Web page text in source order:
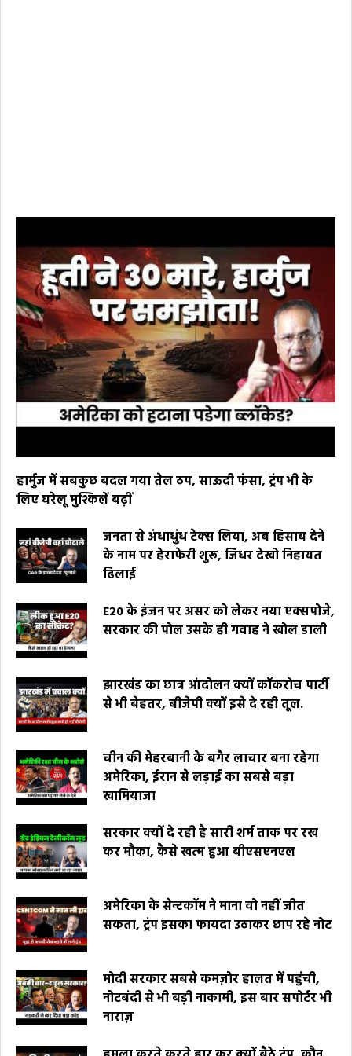
हार्मुज में सबकुछ बदल गया तेल ठप, साऊदी फंसा, ट्रंप भी के
लिए घरेलू मुश्किलें बढ़ीं
जनता से अंधाधुंध टेक्स लिया, अब हिसाब देने
के नाम पर हेराफेरी शुरू, जिधर देखो निहायत
ढिलाई
E20 के इंजन पर असर को लेकर नया एक्सपोजे,
सरकार की पोल उसके ही गवाह ने खोल डाली
झारखंड का छात्र आंदोलन क्यों कॉकरोच पार्टी
से भी बेहतर, बीजेपी क्यों इसे दे रही तूल.
चीन की मेहरबानी के बगैर लाचार बना रहेगा
अमेरिका, ईरान से लड़ाई का सबसे बड़ा
खामियाजा
सरकार क्यों दे रही है सारी शर्म ताक पर रख
कर मौका, कैसे खत्म हुआ बीएसएनएल
अमेरिका के सेन्टकॉम ने माना वो नहीं जीत
सकता, ट्रंप इसका फायदा उठाकर छाप रहे नोट
मोदी सरकार सबसे कमज़ोर हालत में पहुंची,
नोटबंदी से भी बड़ी नाकामी, इस बार सपोर्टर भी
नाराज़